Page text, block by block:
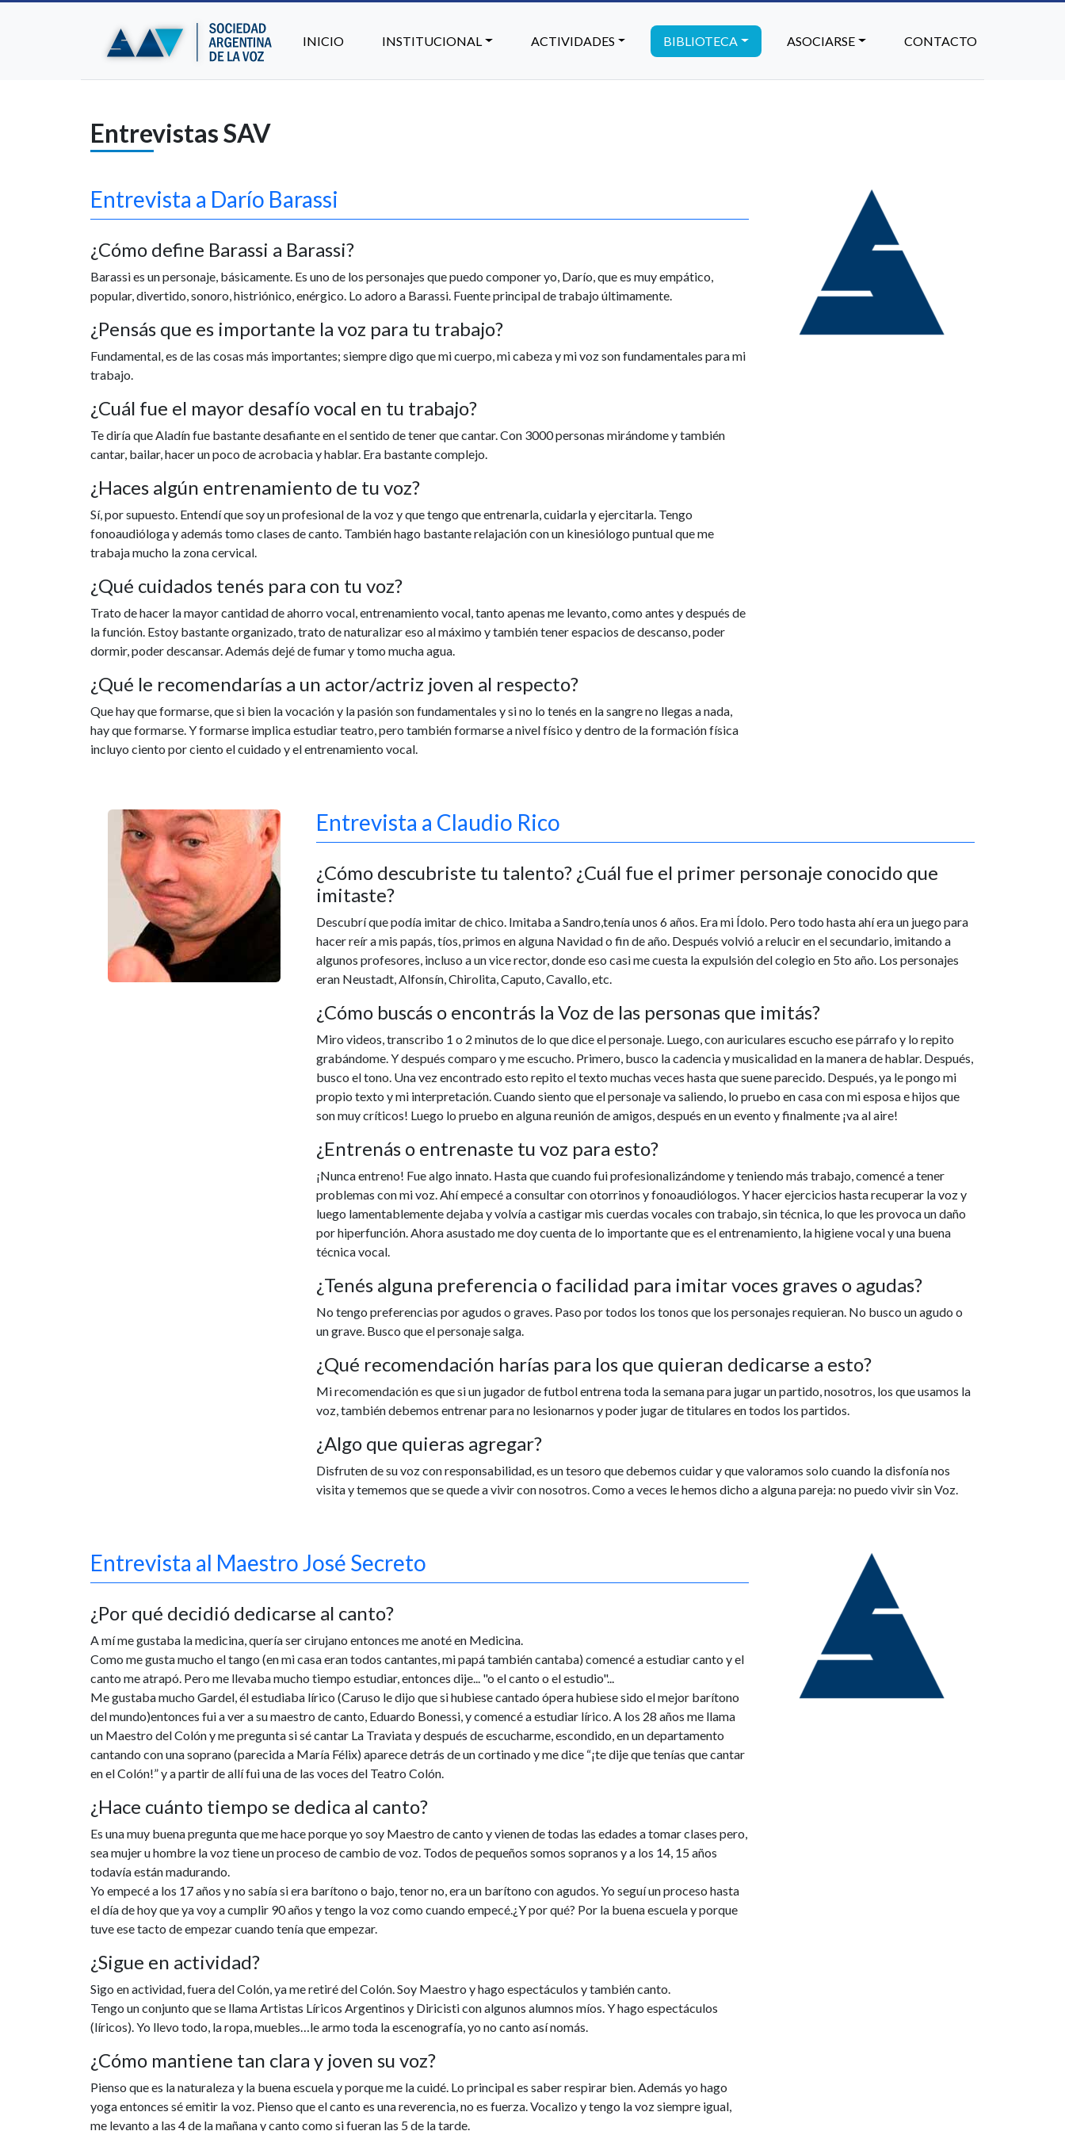
INICIO INSTITUCIONAL ACTIVIDADES BIBLIOTECA ASOCIARSE CONTACTO
Entrevistas SAV
Entrevista a Darío Barassi
¿Cómo define Barassi a Barassi?
Barassi es un personaje, básicamente. Es uno de los personajes que puedo componer yo, Darío, que es muy empático,
popular, divertido, sonoro, histriónico, enérgico. Lo adoro a Barassi. Fuente principal de trabajo últimamente.
¿Pensás que es importante la voz para tu trabajo?
Fundamental, es de las cosas más importantes; siempre digo que mi cuerpo, mi cabeza y mi voz son fundamentales para mi
trabajo.
¿Cuál fue el mayor desafío vocal en tu trabajo?
Te diría que Aladín fue bastante desafiante en el sentido de tener que cantar. Con 3000 personas mirándome y también
cantar, bailar, hacer un poco de acrobacia y hablar. Era bastante complejo.
¿Haces algún entrenamiento de tu voz?
Sí, por supuesto. Entendí que soy un profesional de la voz y que tengo que entrenarla, cuidarla y ejercitarla. Tengo
fonoaudióloga y además tomo clases de canto. También hago bastante relajación con un kinesiólogo puntual que me
trabaja mucho la zona cervical.
¿Qué cuidados tenés para con tu voz?
Trato de hacer la mayor cantidad de ahorro vocal, entrenamiento vocal, tanto apenas me levanto, como antes y después de
la función. Estoy bastante organizado, trato de naturalizar eso al máximo y también tener espacios de descanso, poder
dormir, poder descansar. Además dejé de fumar y tomo mucha agua.
¿Qué le recomendarías a un actor/actriz joven al respecto?
Que hay que formarse, que si bien la vocación y la pasión son fundamentales y si no lo tenés en la sangre no llegas a nada,
hay que formarse. Y formarse implica estudiar teatro, pero también formarse a nivel físico y dentro de la formación física
incluyo ciento por ciento el cuidado y el entrenamiento vocal.
Entrevista a Claudio Rico
¿Cómo descubriste tu talento? ¿Cuál fue el primer personaje conocido que
imitaste?
Descubrí que podía imitar de chico. Imitaba a Sandro,tenía unos 6 años. Era mi Ídolo. Pero todo hasta ahí era un juego para
hacer reír a mis papás, tíos, primos en alguna Navidad o fin de año. Después volvió a relucir en el secundario, imitando a
algunos profesores, incluso a un vice rector, donde eso casi me cuesta la expulsión del colegio en 5to año. Los personajes
eran Neustadt, Alfonsín, Chirolita, Caputo, Cavallo, etc.
¿Cómo buscás o encontrás la Voz de las personas que imitás?
Miro videos, transcribo 1 o 2 minutos de lo que dice el personaje. Luego, con auriculares escucho ese párrafo y lo repito
grabándome. Y después comparo y me escucho. Primero, busco la cadencia y musicalidad en la manera de hablar. Después,
busco el tono. Una vez encontrado esto repito el texto muchas veces hasta que suene parecido. Después, ya le pongo mi
propio texto y mi interpretación. Cuando siento que el personaje va saliendo, lo pruebo en casa con mi esposa e hijos que
son muy críticos! Luego lo pruebo en alguna reunión de amigos, después en un evento y finalmente ¡va al aire!
¿Entrenás o entrenaste tu voz para esto?
¡Nunca entreno! Fue algo innato. Hasta que cuando fui profesionalizándome y teniendo más trabajo, comencé a tener
problemas con mi voz. Ahí empecé a consultar con otorrinos y fonoaudiólogos. Y hacer ejercicios hasta recuperar la voz y
luego lamentablemente dejaba y volvía a castigar mis cuerdas vocales con trabajo, sin técnica, lo que les provoca un daño
por hiperfunción. Ahora asustado me doy cuenta de lo importante que es el entrenamiento, la higiene vocal y una buena
técnica vocal.
¿Tenés alguna preferencia o facilidad para imitar voces graves o agudas?
No tengo preferencias por agudos o graves. Paso por todos los tonos que los personajes requieran. No busco un agudo o
un grave. Busco que el personaje salga.
¿Qué recomendación harías para los que quieran dedicarse a esto?
Mi recomendación es que si un jugador de futbol entrena toda la semana para jugar un partido, nosotros, los que usamos la
voz, también debemos entrenar para no lesionarnos y poder jugar de titulares en todos los partidos.
¿Algo que quieras agregar?
Disfruten de su voz con responsabilidad, es un tesoro que debemos cuidar y que valoramos solo cuando la disfonía nos
visita y tememos que se quede a vivir con nosotros. Como a veces le hemos dicho a alguna pareja: no puedo vivir sin Voz.
Entrevista al Maestro José Secreto
¿Por qué decidió dedicarse al canto?
A mí me gustaba la medicina, quería ser cirujano entonces me anoté en Medicina.
Como me gusta mucho el tango (en mi casa eran todos cantantes, mi papá también cantaba) comencé a estudiar canto y el
canto me atrapó. Pero me llevaba mucho tiempo estudiar, entonces dije... "o el canto o el estudio"...
Me gustaba mucho Gardel, él estudiaba lírico (Caruso le dijo que si hubiese cantado ópera hubiese sido el mejor barítono
del mundo)entonces fui a ver a su maestro de canto, Eduardo Bonessi, y comencé a estudiar lírico. A los 28 años me llama
un Maestro del Colón y me pregunta si sé cantar La Traviata y después de escucharme, escondido, en un departamento
cantando con una soprano (parecida a María Félix) aparece detrás de un cortinado y me dice “¡te dije que tenías que cantar
en el Colón!” y a partir de allí fui una de las voces del Teatro Colón.
¿Hace cuánto tiempo se dedica al canto?
Es una muy buena pregunta que me hace porque yo soy Maestro de canto y vienen de todas las edades a tomar clases pero,
sea mujer u hombre la voz tiene un proceso de cambio de voz. Todos de pequeños somos sopranos y a los 14, 15 años
todavía están madurando.
Yo empecé a los 17 años y no sabía si era barítono o bajo, tenor no, era un barítono con agudos. Yo seguí un proceso hasta
el día de hoy que ya voy a cumplir 90 años y tengo la voz como cuando empecé.¿Y por qué? Por la buena escuela y porque
tuve ese tacto de empezar cuando tenía que empezar.
¿Sigue en actividad?
Sigo en actividad, fuera del Colón, ya me retiré del Colón. Soy Maestro y hago espectáculos y también canto.
Tengo un conjunto que se llama Artistas Líricos Argentinos y Diricisti con algunos alumnos míos. Y hago espectáculos
(líricos). Yo llevo todo, la ropa, muebles…le armo toda la escenografía, yo no canto así nomás.
¿Cómo mantiene tan clara y joven su voz?
Pienso que es la naturaleza y la buena escuela y porque me la cuidé. Lo principal es saber respirar bien. Además yo hago
yoga entonces sé emitir la voz. Pienso que el canto es una reverencia, no es fuerza. Vocalizo y tengo la voz siempre igual,
me levanto a las 4 de la mañana y canto como si fueran las 5 de la tarde.